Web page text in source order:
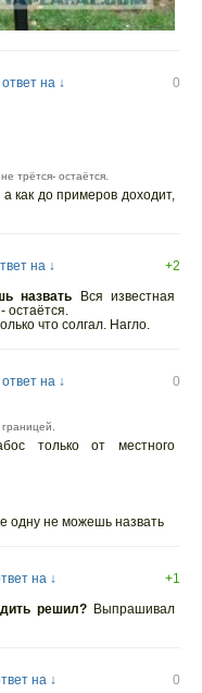
ответ на ↓
0
трётся- остаётся.
как до примеров доходит,
на ↓
+2
назвать Вся известная
остаётся.
что солгал. Нагло.
ответ на ↓
0
только от местного
одну не можешь назвать
на ↓
+1
решил? Выпрашивал
на ↓
0